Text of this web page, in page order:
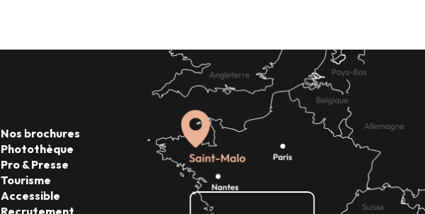
Nos brochures
Photothèque
Pro & Presse
Tourisme
Accessible
Recrutement
Comment venir ?